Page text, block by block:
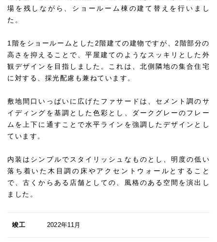
場を残しながら、ショールーム棟の建て替えを行いまし
た。
1階をショールームとした2階建ての建物ですが、2階部分の
高さを抑えることで、平屋建てのようなスッキリとした外
観デザインを目指しました。これは、北側隣地の集合住宅
に対する、採光配慮も兼ねています。
敷地間口いっぱいに広げたファサードは、セメント調のサ
イディングを基調とした色彩とし、ダークグレーのフレー
ムを上下に通すことで水平ラインを強調したデザインとし
ています。
内装はシンプルでスタイリッシュなものとし、明度の低い
落ち着いた木目調の床やアクセントウォールとすること
で、古くからある店舗としての、風格のある空間を演出し
ました。
竣工 2022年11月